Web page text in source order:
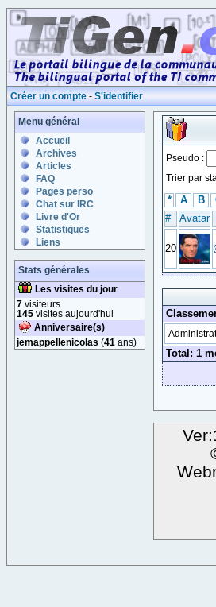
Créer un compte - S'identifier
Menu général
Accueil
Archives
Articles
FAQ
Pages perso
Chat sur IRC
Livre d'Or
Statistiques
Liens
Stats générales
Les visites du jour
7 visiteurs.
145 visites aujourd'hui
Anniversaire(s)
jemappellenicolas (41 ans)
Pseudo :
Trier par
* A B
#
Avatar
20
Total: 1